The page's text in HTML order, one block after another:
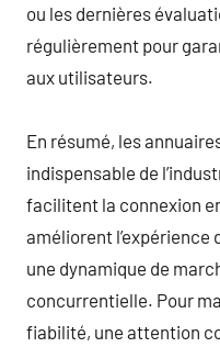
ou les dernières
régulièrement pour
aux utilisateurs.
En résumé, les
indispensable de
facilitent la connexion
améliorent
une dynamique de
concurrentielle. Pour
fiabilité, une attention